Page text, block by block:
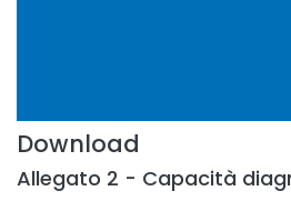
Download
Allegato 2 - Capacità